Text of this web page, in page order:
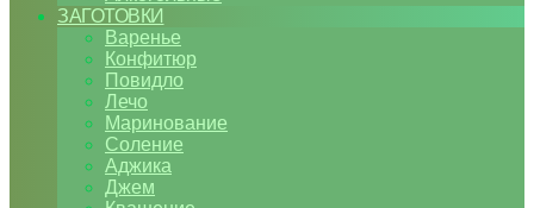
ЗАГОТОВКИ
Варенье
Конфитюр
Повидло
Лечо
Маринование
Соление
Аджика
Джем